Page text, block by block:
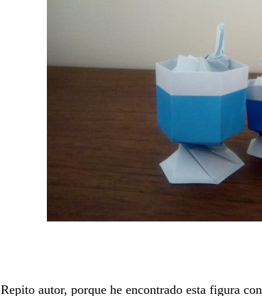
Repito autor, porque he encontrado esta figura con